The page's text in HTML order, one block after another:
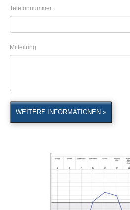
Telefonnummer:
Mitteilung
WEITERE INFORMATIONEN »